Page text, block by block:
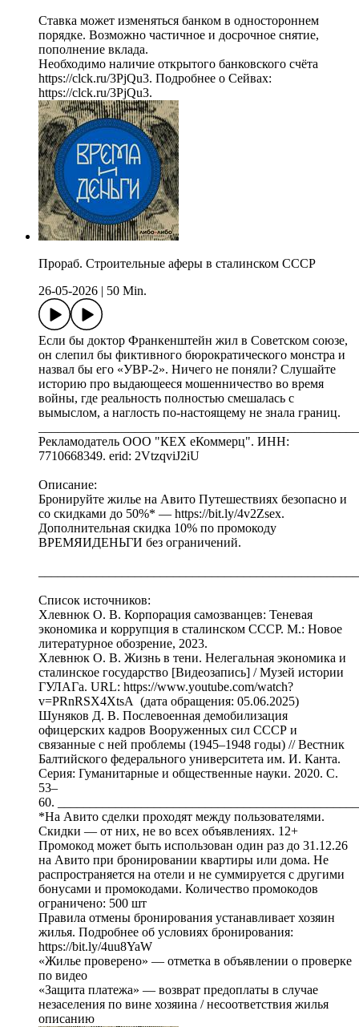
Ставка может изменяться банком в одностороннем
порядке. Возможно частичное и досрочное снятие,
пополнение вклада.
Необходимо наличие открытого банковского счёта
https://clck.ru/3PjQu3. Подробнее о Сейвах:
https://clck.ru/3PjQu3.
Прораб. Cтроительные аферы в сталинском СССР
26-05-2026
50 Min.
Если бы доктор Франкенштейн жил в Советском союзе,
он слепил бы фиктивного бюрократического монстра и
назвал бы его «УВР-2». Ничего не поняли? Слушайте
историю про выдающееся мошенничество во время
войны, где реальность полностью смешалась с
вымыслом, а наглость по-настоящему не знала границ.
Рекламодатель ООО "КЕХ еКоммерц". ИНН:
7710668349. erid: 2VtzqviJ2iU
Описание:
Бронируйте жилье на Авито Путешествиях безопасно и
со скидками до 50%* — https://bit.ly/4v2Zsex.
Дополнительная скидка 10% по промокоду
ВРЕМЯИДЕНЬГИ без ограничений.
Список источников:
Хлевнюк О. В. Корпорация самозванцев: Теневая
экономика и коррупция в сталинском СССР. М.: Новое
литературное обозрение, 2023.
Хлевнюк О. В. Жизнь в тени. Нелегальная экономика и
сталинское государство [Видеозапись] / Музей истории
ГУЛАГа. URL: https://www.youtube.com/watch?
v=PRnRSX4XtsA (дата обращения: 05.06.2025)
Шуняков Д. В. Послевоенная демобилизация
офицерских кадров Вооруженных сил СССР и
связанные с ней проблемы (1945–1948 годы) // Вестник
Балтийского федерального университета им. И. Канта.
Серия: Гуманитарные и общественные науки. 2020. С.
53–
60.
*На Авито сделки проходят между пользователями.
Скидки — от них, не во всех объявлениях. 12+
Промокод может быть использован один раз до 31.12.26
на Авито при бронировании квартиры или дома. Не
распространяется на отели и не суммируется с другими
бонусами и промокодами. Количество промокодов
ограничено: 500 шт
Правила отмены бронирования устанавливает хозяин
жилья. Подробнее об условиях бронирования:
https://bit.ly/4uu8YaW
«Жилье проверено» — отметка в объявлении о проверке
по видео
«Защита платежа» — возврат предоплаты в случае
незаселения по вине хозяина / несоответствия жилья
описанию